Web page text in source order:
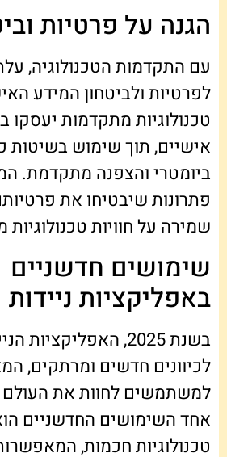
הגנה על פרטיות
עם התקדמות הטכנולוגיה,
טכנולוגיות מתקדמות יעסקו
אישיים, תוך שימוש בשיטות
ביומטרי והצפנה מתקדמת.
פתרונות שיבטיחו את
שמירה על חוויות
שימושים חדשניים
באפליקציות ניידות
בשנת 2025,
לכיוונים חדשים ומרתקים,
למשתמשים לחוות את העולם
אחד השימושים החדשניים
טכנולוגיות חכמות,